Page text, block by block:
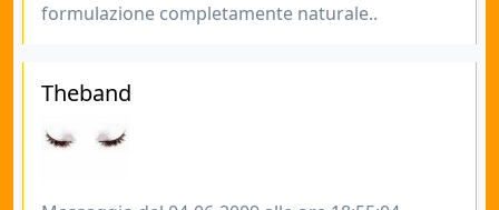
formulazione completamente naturale..
Theband